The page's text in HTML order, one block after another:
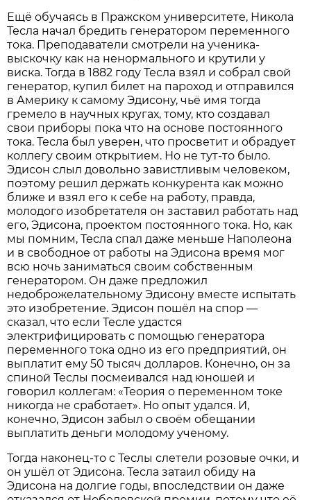
Ещё обучаясь в Пражском университете, Никола
Тесла начал бредить генератором переменного
тока. Преподаватели смотрели на ученика-
выскочку как на ненормального и крутили у
виска. Тогда в 1882 году Тесла взял и собрал свой
генератор, купил билет на пароход и отправился
в Америку к самому Эдисону, чьё имя тогда
гремело в научных кругах, тому, кто создавал
свои приборы пока что на основе постоянного
тока. Тесла был уверен, что просветит и обрадует
коллегу своим открытием. Но не тут-то было.
Эдисон слыл довольно завистливым человеком,
поэтому решил держать конкурента как можно
ближе и взял его к себе на работу, правда,
молодого изобретателя он заставил работать над
его, Эдисона, проектом постоянного тока. Но, как
мы помним, Тесла спал даже меньше Наполеона
и в свободное от работы на Эдисона время мог
всю ночь заниматься своим собственным
генератором. Он даже предложил
недоброжелательному Эдисону вместе испытать
это изобретение. Эдисон пошёл на спор —
сказал, что если Тесле удастся
электрифицировать с помощью генератора
переменного тока одно из его предприятий, он
выплатит ему 50 тысяч долларов. Конечно, он за
спиной Теслы посмеивался над юношей и
говорил коллегам: «Теория о переменном токе
никогда не сработает». Но опыт удался. И,
конечно, Эдисон забыл о своём обещании
выплатить деньги молодому ученому.
Тогда наконец-то с Теслы слетели розовые очки, и
он ушёл от Эдисона. Тесла затаил обиду на
Эдисона на долгие годы, впоследствии он даже